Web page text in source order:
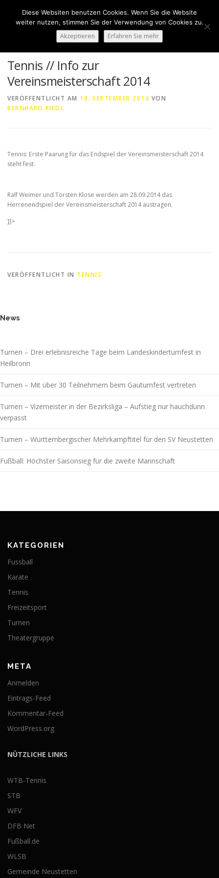
springen
Tennis // Info zur
Vereinsmeisterschaft 2014
VERÖFFENTLICHT AM 18. SEPTEMBER 2014 VON
BERNHARD.RIEDL
Tennis: Erste Paarung für das Endspiel der Vereinsmeisterschaft 2014
steht fest.
Ralf Weimer und Torsten Klose werden am 28.09.2014 das
Herrenendspiel der Vereinsmeisterschaft 2014 austragen.
]]>
VERÖFFENTLICHT IN TENNIS
News
Turnen – Drei erlebnisreiche Tage beim Landeskinderturnfest in
Heilbronn
Turnen – Mit über 30 Teilnehmern beim Gauturnfest vertreten
Turnen – Vizemeister in der Bezirksliga – Aufstieg nur hauchdünn
verpasst
Turnen – Württembergischer Mehrkampftitel für den SV Neustetten
Fußball: Höchster Saisonsieg für die zweite Mannschaft
KATEGORIEN
Fussball
Karate
Tennis
Freizeitsport
Turnen
Theatergruppe
META
Anmelden
Eintrags-Feed
Kommentar-Feed
WordPress.org
NÜTZLICHE LINKS
WTB-Tennis
STB
WFV
DFB Net
Fußball.de
WLSB
Gemeinde Neustetten
Diese Websiten benutzen Cookies. Wenn Sie die Website
weiter nutzen, stimmen Sie der Verwendung von Cookies zu.
Akzeptieren Erfahren Sie mehr